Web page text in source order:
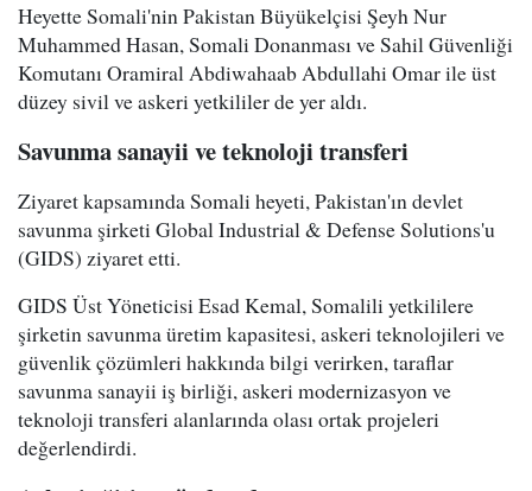
Heyette Somali'nin Pakistan Büyükelçisi Şeyh Nur
Muhammed Hasan, Somali Donanması ve Sahil Güvenliği
Komutanı Oramiral Abdiwahaab Abdullahi Omar ile üst
düzey sivil ve askeri yetkililer de yer aldı.
Savunma sanayii ve teknoloji transferi
Ziyaret kapsamında Somali heyeti, Pakistan'ın devlet
savunma şirketi Global Industrial & Defense Solutions'u
(GIDS) ziyaret etti.
GIDS Üst Yöneticisi Esad Kemal, Somalili yetkililere
şirketin savunma üretim kapasitesi, askeri teknolojileri ve
güvenlik çözümleri hakkında bilgi verirken, taraflar
savunma sanayii iş birliği, askeri modernizasyon ve
teknoloji transferi alanlarında olası ortak projeleri
değerlendirdi.